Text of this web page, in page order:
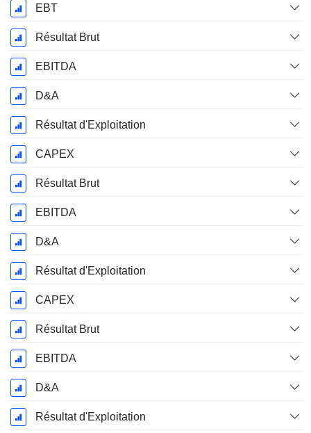
EBT
Résultat Brut
EBITDA
D&A
Résultat d'Exploitation
CAPEX
Résultat Brut
EBITDA
D&A
Résultat d'Exploitation
CAPEX
Résultat Brut
EBITDA
D&A
Résultat d'Exploitation